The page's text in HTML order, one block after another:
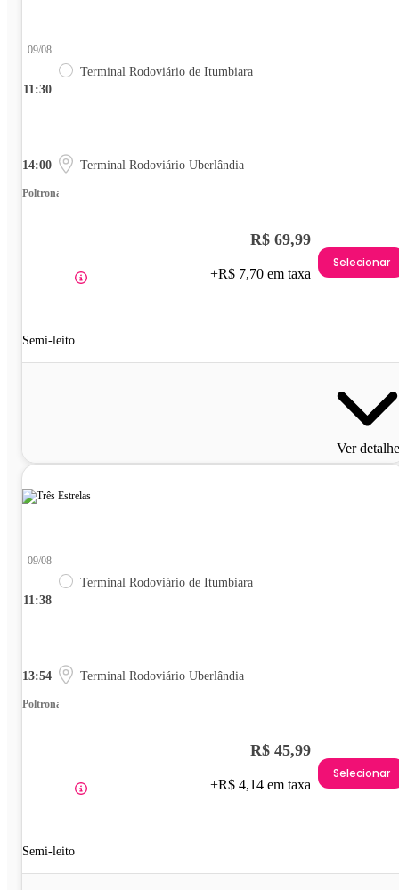
11:30
09/08
Terminal Rodoviário de Itumbiara
14:00 Terminal Rodoviário Uberlândia
Poltrona
Semi-leito
R$ 69,99
+R$ 7,70 em taxa
Selecionar
Ver
11:38
09/08
Terminal Rodoviário de Itumbiara
13:54 Terminal Rodoviário Uberlândia
Poltrona
Semi-leito
R$ 45,99
+R$ 4,14 em taxa
Selecionar